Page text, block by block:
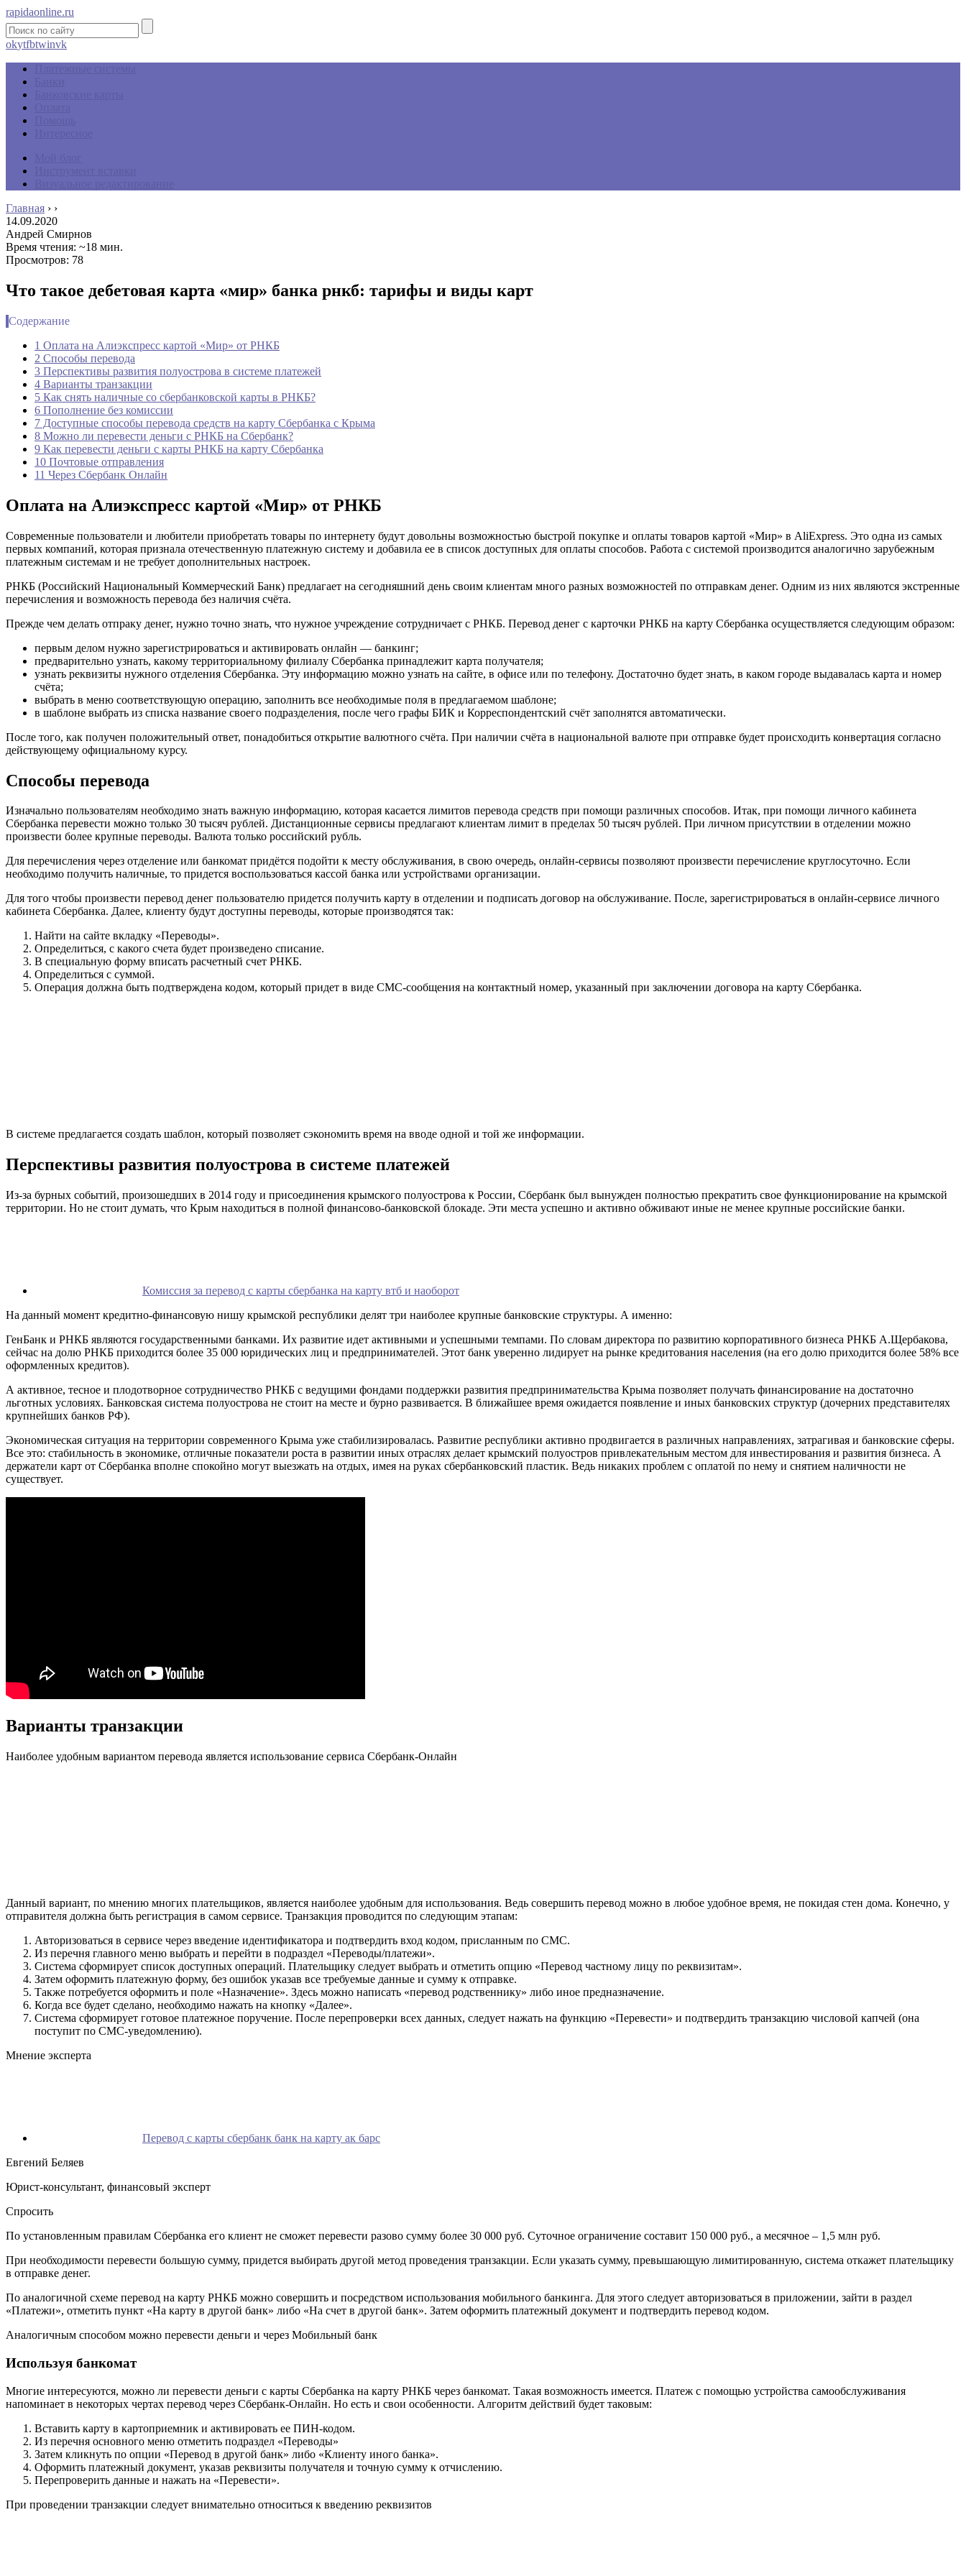
rapidaonline.ru
okytfbtwinvk
Главная › ›
14.09.2020
Андрей Смирнов
Время чтения: ~18 мин.
Просмотров: 78
Что такое дебетовая карта «мир» банка рнкб: тарифы и виды карт
Содержание
1 Оплата на Алиэкспресс картой «Мир» от РНКБ
2 Способы перевода
3 Перспективы развития полуострова в системе платежей
4 Варианты транзакции
5 Как снять наличные со сбербанковской карты в РНКБ?
6 Пополнение без комиссии
7 Доступные способы перевода средств на карту Сбербанка с Крыма
8 Можно ли перевести деньги с РНКБ на Сбербанк?
9 Как перевести деньги с карты РНКБ на карту Сбербанка
10 Почтовые отправления
11 Через Сбербанк Онлайн
Оплата на Алиэкспресс картой «Мир» от РНКБ
Современные пользователи и любители приобретать товары по интернету будут довольны возможностью быстрой покупке и оплаты товаров картой «Мир» в AliExpress. Это одна из самых
первых компаний, которая признала отечественную платежную систему и добавила ее в список доступных для оплаты способов. Работа с системой производится аналогично зарубежным
платежным системам и не требует дополнительных настроек.
РНКБ (Российский Национальный Коммерческий Банк) предлагает на сегодняшний день своим клиентам много разных возможностей по отправкам денег. Одним из них являются экстренные
перечисления и возможность перевода без наличия счёта.
Прежде чем делать отпраку денег, нужно точно знать, что нужное учреждение сотрудничает с РНКБ. Перевод денег с карточки РНКБ на карту Сбербанка осуществляется следующим образом:
первым делом нужно зарегистрироваться и активировать онлайн — банкинг;
предварительно узнать, какому территориальному филиалу Сбербанка принадлежит карта получателя;
узнать реквизиты нужного отделения Сбербанка. Эту информацию можно узнать на сайте, в офисе или по телефону. Достаточно будет знать, в каком городе выдавалась карта и номер
счёта;
выбрать в меню соответствующую операцию, заполнить все необходимые поля в предлагаемом шаблоне;
в шаблоне выбрать из списка название своего подразделения, после чего графы БИК и Корреспондентский счёт заполнятся автоматически.
После того, как получен положительный ответ, понадобиться открытие валютного счёта. При наличии счёта в национальной валюте при отправке будет происходить конвертация согласно
действующему официальному курсу.
Способы перевода
Изначально пользователям необходимо знать важную информацию, которая касается лимитов перевода средств при помощи различных способов. Итак, при помощи личного кабинета
Сбербанка перевести можно только 30 тысяч рублей. Дистанционные сервисы предлагают клиентам лимит в пределах 50 тысяч рублей. При личном присутствии в отделении можно
произвести более крупные переводы. Валюта только российский рубль.
Для перечисления через отделение или банкомат придётся подойти к месту обслуживания, в свою очередь, онлайн-сервисы позволяют произвести перечисление круглосуточно. Если
необходимо получить наличные, то придется воспользоваться кассой банка или устройствами организации.
Для того чтобы произвести перевод денег пользователю придется получить карту в отделении и подписать договор на обслуживание. После, зарегистрироваться в онлайн-сервисе личного
кабинета Сбербанка. Далее, клиенту будут доступны переводы, которые производятся так:
Найти на сайте вкладку «Переводы».
Определиться, с какого счета будет произведено списание.
В специальную форму вписать расчетный счет РНКБ.
Определиться с суммой.
Операция должна быть подтверждена кодом, который придет в виде СМС-сообщения на контактный номер, указанный при заключении договора на карту Сбербанка.
В системе предлагается создать шаблон, который позволяет сэкономить время на вводе одной и той же информации.
Перспективы развития полуострова в системе платежей
Из-за бурных событий, произошедших в 2014 году и присоединения крымского полуострова к России, Сбербанк был вынужден полностью прекратить свое функционирование на крымской
территории. Но не стоит думать, что Крым находиться в полной финансово-банковской блокаде. Эти места успешно и активно обживают иные не менее крупные российские банки.
Комиссия за перевод с карты сбербанка на карту втб и наоборот
На данный момент кредитно-финансовую нишу крымской республики делят три наиболее крупные банковские структуры. А именно:
ГенБанк и РНКБ являются государственными банками. Их развитие идет активными и успешными темпами. По словам директора по развитию корпоративного бизнеса РНКБ А.Щербакова,
сейчас на долю РНКБ приходится более 35 000 юридических лиц и предпринимателей. Этот банк уверенно лидирует на рынке кредитования населения (на его долю приходится более 58% все
оформленных кредитов).
А активное, тесное и плодотворное сотрудничество РНКБ с ведущими фондами поддержки развития предпринимательства Крыма позволяет получать финансирование на достаточно
льготных условиях. Банковская система полуострова не стоит на месте и бурно развивается. В ближайшее время ожидается появление и иных банковских структур (дочерних представителях
крупнейших банков РФ).
Экономическая ситуация на территории современного Крыма уже стабилизировалась. Развитие республики активно продвигается в различных направлениях, затрагивая и банковские сферы.
Все это: стабильность в экономике, отличные показатели роста в развитии иных отраслях делает крымский полуостров привлекательным местом для инвестирования и развития бизнеса. А
держатели карт от Сбербанка вполне спокойно могут выезжать на отдых, имея на руках сбербанковский пластик. Ведь никаких проблем с оплатой по нему и снятием наличности не
существует.
Варианты транзакции
Наиболее удобным вариантом перевода является использование сервиса Сбербанк-Онлайн
Данный вариант, по мнению многих плательщиков, является наиболее удобным для использования. Ведь совершить перевод можно в любое удобное время, не покидая стен дома. Конечно, у
отправителя должна быть регистрация в самом сервисе. Транзакция проводится по следующим этапам:
Авторизоваться в сервисе через введение идентификатора и подтвердить вход кодом, присланным по СМС.
Из перечня главного меню выбрать и перейти в подраздел «Переводы/платежи».
Система сформирует список доступных операций. Плательщику следует выбрать и отметить опцию «Перевод частному лицу по реквизитам».
Затем оформить платежную форму, без ошибок указав все требуемые данные и сумму к отправке.
Также потребуется оформить и поле «Назначение». Здесь можно написать «перевод родственнику» либо иное предназначение.
Когда все будет сделано, необходимо нажать на кнопку «Далее».
Система сформирует готовое платежное поручение. После перепроверки всех данных, следует нажать на функцию «Перевести» и подтвердить транзакцию числовой капчей (она
поступит по СМС-уведомлению).
Мнение эксперта
Перевод с карты сбербанк банк на карту ак барс
Евгений Беляев
Юрист-консультант, финансовый эксперт
Спросить
По установленным правилам Сбербанка его клиент не сможет перевести разово сумму более 30 000 руб. Суточное ограничение составит 150 000 руб., а месячное – 1,5 млн руб.
При необходимости перевести большую сумму, придется выбирать другой метод проведения транзакции. Если указать сумму, превышающую лимитированную, система откажет плательщику
в отправке денег.
По аналогичной схеме перевод на карту РНКБ можно совершить и посредством использования мобильного банкинга. Для этого следует авторизоваться в приложении, зайти в раздел
«Платежи», отметить пункт «На карту в другой банк» либо «На счет в другой банк». Затем оформить платежный документ и подтвердить перевод кодом.
Аналогичным способом можно перевести деньги и через Мобильный банк
Используя банкомат
Многие интересуются, можно ли перевести деньги с карты Сбербанка на карту РНКБ через банкомат. Такая возможность имеется. Платеж с помощью устройства самообслуживания
напоминает в некоторых чертах перевод через Сбербанк-Онлайн. Но есть и свои особенности. Алгоритм действий будет таковым:
Вставить карту в картоприемник и активировать ее ПИН-кодом.
Из перечня основного меню отметить подраздел «Переводы»
Затем кликнуть по опции «Перевод в другой банк» либо «Клиенту иного банка».
Оформить платежный документ, указав реквизиты получателя и точную сумму к отчислению.
Перепроверить данные и нажать на «Перевести».
При проведении транзакции следует внимательно относиться к введению реквизитов